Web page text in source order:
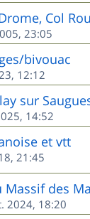
Col
23:05
bivouac
12:12
sur
14:52
et vtt
21:45
Massif des
2024, 18:20